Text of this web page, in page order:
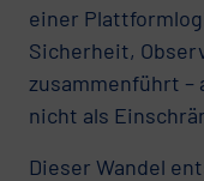
einer
Sicherheit,
zusammenführt –
nicht als
Dieser Wandel